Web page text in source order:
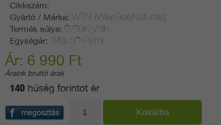
Cikkszám:
Gyártó / Márka: WTN (WiseTreeNaturals)
Termék súlya: 0.09Kg/db
Egységár: 349,50 Ft/ml
Ár: 6 990 Ft
Áraink bruttó árak
140 hűség forintot ér